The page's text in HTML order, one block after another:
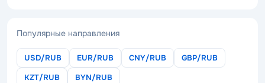
Популярные направления
USD/RUB EUR/RUB CNY/RUB
GBP/RUB
KZT/RUB
BYN/RUB